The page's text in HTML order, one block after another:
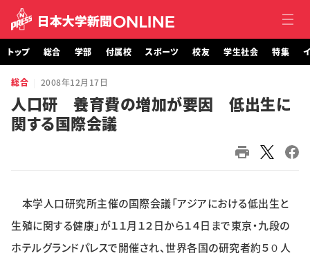
トップ
総合
スポーツ
トップ 総合 学部 付属校 スポーツ 校友 学生社会 特集
総合 2008年12月17日
人口研 養育費の増加が要因 低出生に
関する国際会議
本学人口研究所主催の国際会議「アジアにおける低出生と
生殖に関する健康」が１１月１２日から１４日まで東京・九段の
ホテルグランドパレスで開催され、世界各国の研究者約５０人